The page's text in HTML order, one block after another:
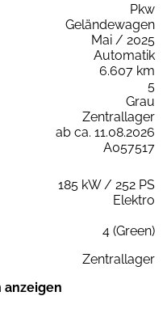
Pkw
Geländewagen
Mai / 2025
Automatik
6.607 km
5
Grau
Zentrallager
ab ca. 11.08.2026
A057517
185 kW / 252 PS
Elektro
4 (Green)
Zentrallager
anzeigen